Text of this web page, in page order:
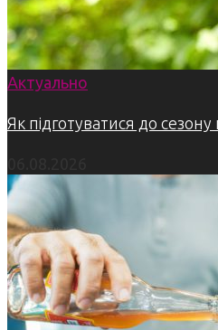
Актуально
Як підготуватися до